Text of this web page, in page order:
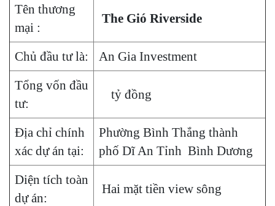
Tên thương
mại :
The Gió Riverside
Chủ đầu tư là:
An Gia Investment
Tổng vốn đầu
tư:
tỷ đồng
Địa chỉ chính
xác dự án tại:
Phường Bình Thắng thành
phố Dĩ An Tỉnh Bình Dương
Diện tích toàn
dự án:
Hai mặt tiền view sông